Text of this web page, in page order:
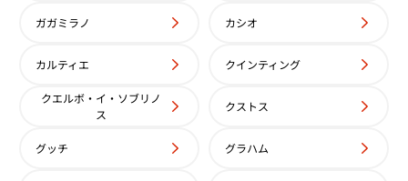
ガガミラノ カシオ
カルティエ クインティング
クエルボ・イ・ソブリノ
ス
クストス
グッチ グラハム